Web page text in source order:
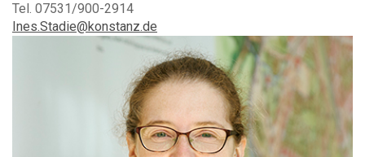
Tel. 07531/900-2914
Ines.Stadie@konstanz.de